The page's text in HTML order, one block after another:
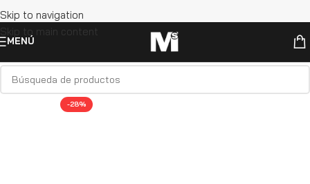
Skip to navigation
Skip to main content
MENÚ
-28%